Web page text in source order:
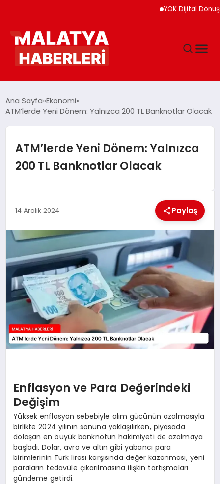
YOK Dijital Dönüşüm
DÜNYA
EKONOMI
MAGAZIN
SAĞLIK
SIYASET
SPOR
Ana Sayfa Ekonomi
ATM’lerde Yeni Dönem: Yalnızca 200 TL Banknotlar Olacak
ATM’lerde Yeni Dönem: Yalnızca
200 TL Banknotlar Olacak
14 Aralık 2024 Paylaş
Enflasyon ve Para Değerindeki
Değişim
Yüksek enflasyon sebebiyle alım gücünün azalmasıyla
birlikte 2024 yılının sonuna yaklaşılırken, piyasada
dolaşan en büyük banknotun hakimiyeti de azalmaya
başladı. Dolar, avro ve altın gibi yabancı para
birimlerinin Türk lirası karşısında değer kazanması, yeni
paraların tedavüle çıkarılmasına ilişkin tartışmaları
gündeme getirdi.